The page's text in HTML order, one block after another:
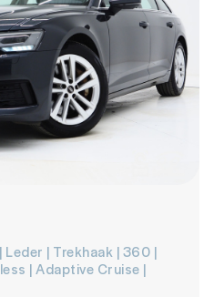
| Trekhaak | 360 |
| Adaptive Cruise |